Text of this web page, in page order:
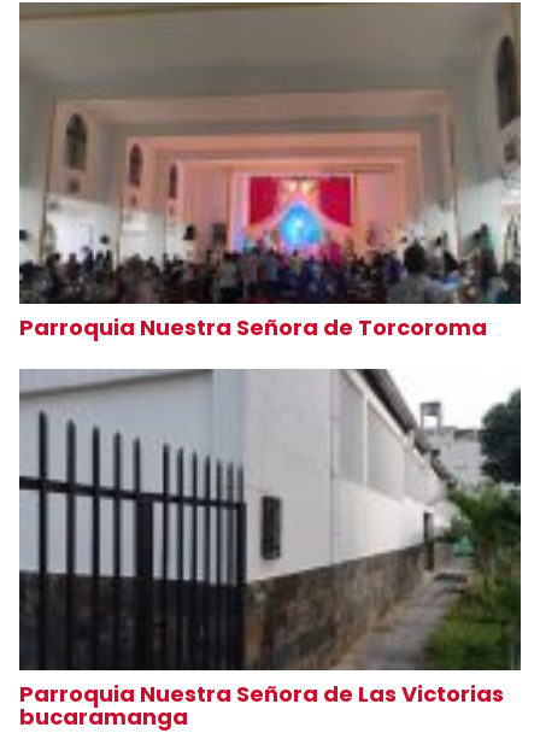
Parroquia Nuestra Señora de Torcoroma
Parroquia Nuestra Señora de Las Victorias
bucaramanga